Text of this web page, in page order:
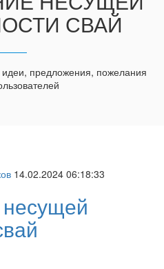
СВАЙ
предложения, пожелания
14.02.2024 06:18:33